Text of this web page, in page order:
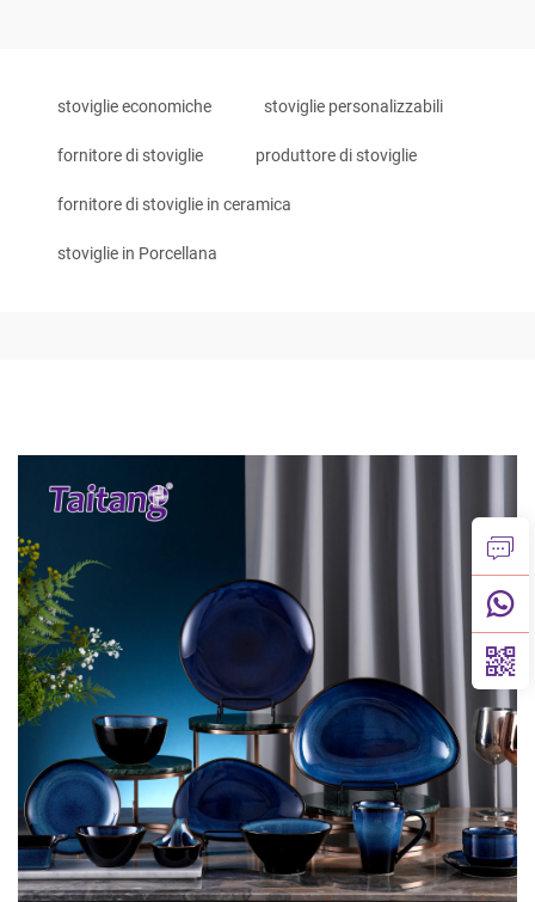
stoviglie economiche stoviglie personalizzabili
fornitore di stoviglie produttore di stoviglie
fornitore di stoviglie in ceramica
stoviglie in Porcellana